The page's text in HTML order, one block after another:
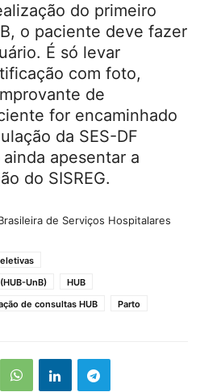
do primeiro
o paciente deve fazer
É só levar
com foto,
de
for encaminhado
da SES-DF
ainda apesentar a
do SISREG.
de Serviços Hospitalares
UnB)
HUB
de consultas HUB Parto